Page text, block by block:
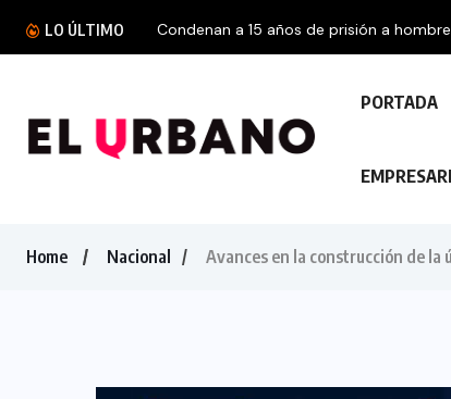
LO ÚLTIMO Condenan a 15 años de prisión a
PORTADA
Home Nacional Avances en la construcción de